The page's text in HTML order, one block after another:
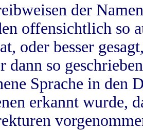
der
offensichtlich so
oder besser
dann so
Sprache in
erkannt wurde,